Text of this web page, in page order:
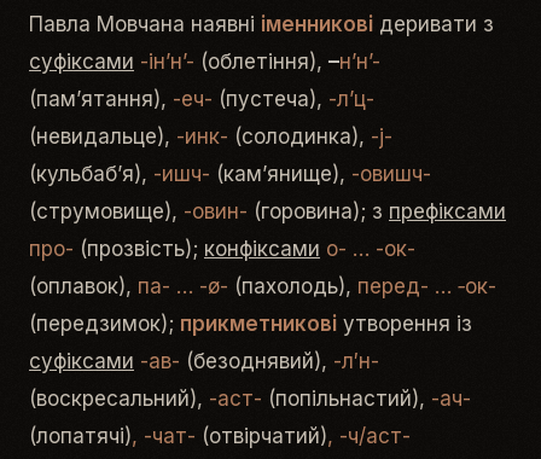
Павла Мовчана наявні іменникові деривати з
суфіксами -ін’н’- (облетіння), –н’н’-
(пам’ятання), -еч- (пустеча), -л’ц-
(невидальце), -инк- (солодинка), -j-
(кульбаб’я), -ишч- (кам’янище), -овишч-
(струмовище), -овин- (горовина); з префіксами
про- (прозвість); конфіксами о- … -ок-
(оплавок), па- … -ø- (пахолодь), перед- … ‑ок-
(передзимок); прикметникові утворення із
суфіксами -ав- (безоднявий), -л′н-
(воскресальний), -аст- (попільнастий), -ач-
(лопатячі), -чат- (отвірчатий), -ч/аст-